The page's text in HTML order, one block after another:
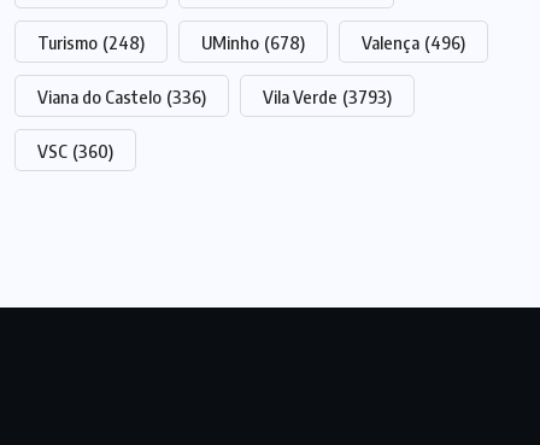
Turismo (248) UMinho (678) Valença (496)
Viana do Castelo (336) Vila Verde (3793)
VSC (360)